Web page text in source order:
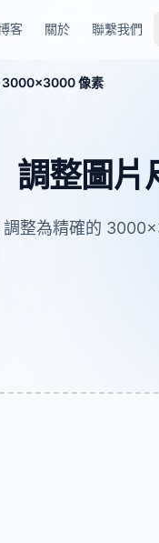
客 關於 聯繫我們
3000×3000 像素
調整圖
整為精確的